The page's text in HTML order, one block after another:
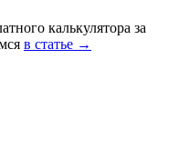
калькулятора за
в статье →